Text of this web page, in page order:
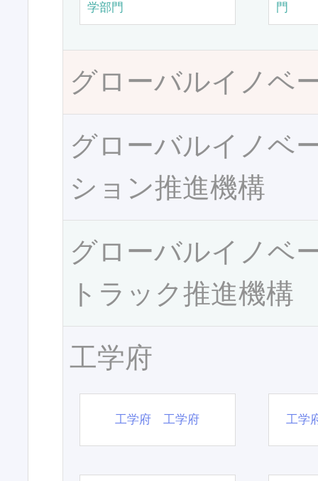
学部門
門
グローバルイノベ
グローバルイノベ
ション推進機構
グローバルイノベ
トラック推進機構
工学府
工学府 工学府 工学